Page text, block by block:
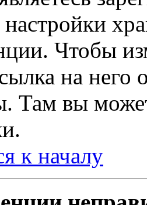
Чтобы
на него
Там вы
к началу